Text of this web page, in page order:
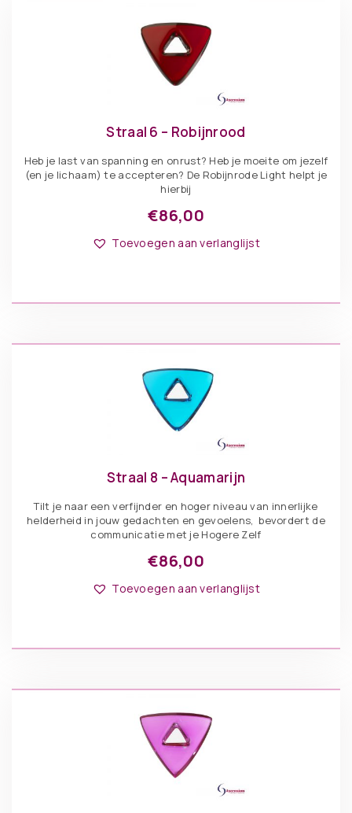
Straal 6 – Robijnrood
Heb je last van spanning en onrust? Heb je moeite om jezelf
(en je lichaam) te accepteren? De Robijnrode Light helpt je
hierbij
€86,00
Toevoegen aan verlanglijst
Straal 8 – Aquamarijn
Tilt je naar een verfijnder en hoger niveau van innerlijke
helderheid in jouw gedachten en gevoelens, bevordert de
communicatie met je Hogere Zelf
€86,00
Toevoegen aan verlanglijst